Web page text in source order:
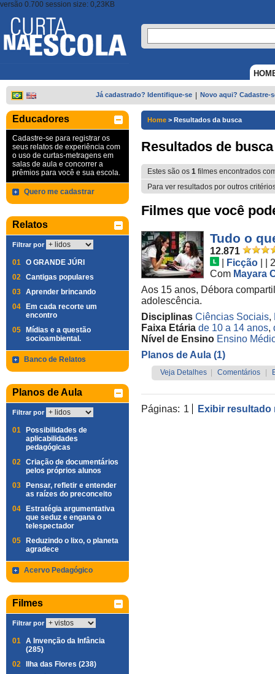
versão 0.700 session size: 0,23KB
Já cadastrado? Identifique-se Novo aqui? Cadastre-
Educadores
Cadastre-se para registrar os
seus relatos de experiência com
o uso de curtas-metragens em
salas de aula e concorrer a
prêmios para você e sua escola.
Quero me cadastrar
Relatos
Filtrar por
01 O GRANDE JÚRI
02 Cantigas populares
03 Aprender brincando
04
Em cada recorte um
encontro
05
Mídias e a questão
socioambiental.
Banco de Relatos
Planos de Aula
Filtrar por
01
Possibilidades de
aplicabilidades
pedagógicas
02 Criação de documentários
pelos próprios alunos
03
Pensar, refletir e entender
as raízes do preconceito
04
Estratégia argumentativa
que seduz e engana o
telespectador
05
Reduzindo o lixo, o planeta
agradece
Acervo Pedagógico
Filmes
Filtrar por
01 A Invenção da Infância
(285)
02
Ilha das Flores (238)
Home > Resultados da busca
Resultados de busca
Estes são os 1 filmes encontrados
Para ver resultados por outros
Filmes que você
Tudo o
12.871
Ficção
|
Com Mayara
Aos 15 anos, Débora
adolescência.
Disciplinas Ciências Sociais,
Faixa Etária de 10 a 14 anos,
Nível de Ensino Ensino
Planos de Aula (1)
Veja Detalhes Comentários
Páginas: 1 Exibir resultado